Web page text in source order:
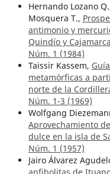
Hernando Lozano
Mosquera T.,
antimonio y
Quindío y
Núm. 1 (1984)
Taissir Kassem,
metamórficas a
norte de la
Núm. 1-3 (1969)
Wolfgang
Aprovechamiento
dulce en la isla de
Núm. 1 (1957)
Jairo Álvarez